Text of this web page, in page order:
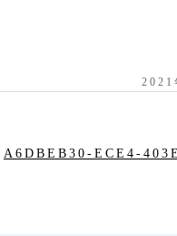
2021
A6DBEB30-ECE4-